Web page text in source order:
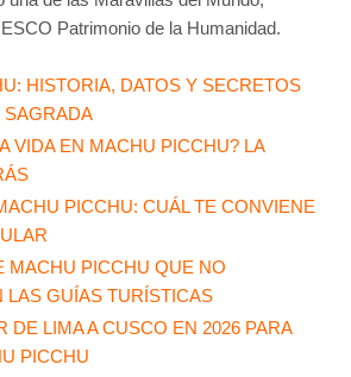
Patrimonio de la Humanidad.
HISTORIA, DATOS Y SECRETOS
SAGRADA
VIDA EN MACHU PICCHU? LA
PICCHU: CUÁL TE CONVIENE
MACHU PICCHU QUE NO
LAS GUÍAS TURÍSTICAS
DE LIMA A CUSCO EN 2026 PARA
PICCHU